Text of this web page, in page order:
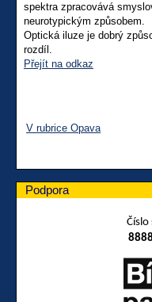
spektra zpracovává
neurotypickým způsobem.
Optická iluze je dobrý
rozdíl.
Přejít na odkaz
V rubrice Opava
Podpora